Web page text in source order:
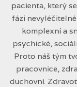
pacienta, který
fázi
komplexní a
psychické,
Proto náš tým
pracovnice,
duchovní.